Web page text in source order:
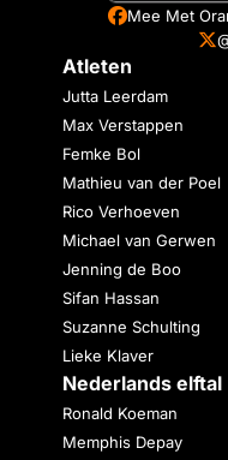
Mee Met
Atleten
Jutta Leerdam
Max Verstappen
Femke Bol
Mathieu van der Poel
Rico Verhoeven
Michael van Gerwen
Jenning de Boo
Sifan Hassan
Suzanne Schulting
Lieke Klaver
Nederlands elftal
Ronald Koeman
Memphis Depay